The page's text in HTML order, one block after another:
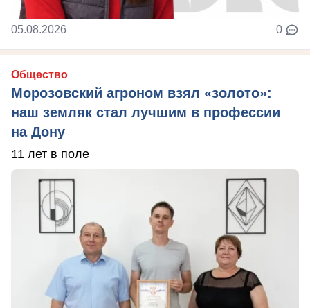
05.08.2026 0
Общество
Морозовский агроном взял «золото»:
наш земляк стал лучшим в профессии
на Дону
11 лет в поле